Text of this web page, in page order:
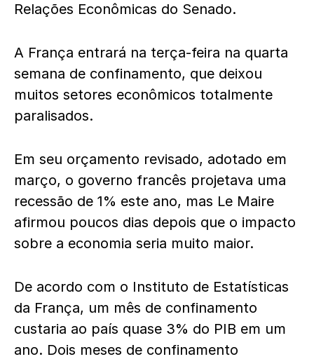
Relações Econômicas do Senado.
A França entrará na terça-feira na quarta
semana de confinamento, que deixou
muitos setores econômicos totalmente
paralisados.
Em seu orçamento revisado, adotado em
março, o governo francês projetava uma
recessão de 1% este ano, mas Le Maire
afirmou poucos dias depois que o impacto
sobre a economia seria muito maior.
De acordo com o Instituto de Estatísticas
da França, um mês de confinamento
custaria ao país quase 3% do PIB em um
ano. Dois meses de confinamento